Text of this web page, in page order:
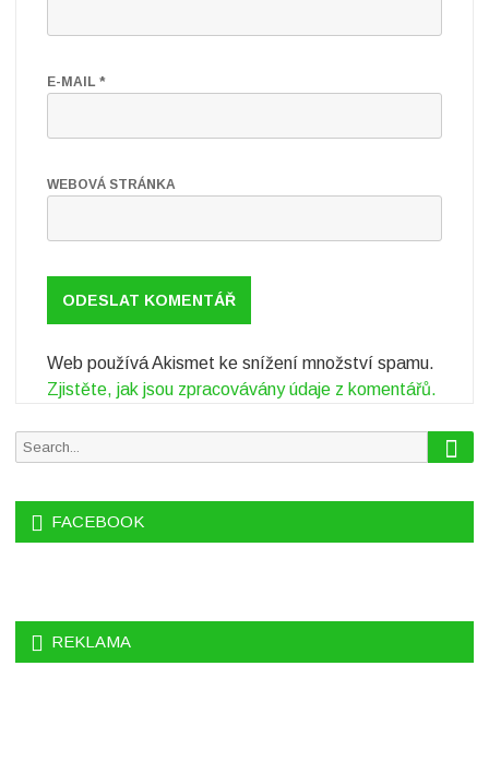
E-MAIL *
WEBOVÁ STRÁNKA
Web používá Akismet ke snížení množství spamu.
Zjistěte, jak jsou zpracovávány údaje z komentářů.
S
FACEBOOK
REKLAMA